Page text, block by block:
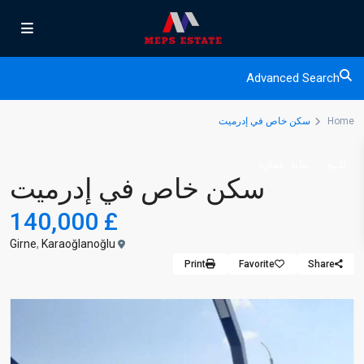
Advanced Search
Home سكن خاص في إدرميت
سكن خاص في إدرميت
£ 140,000
Girne, Karaoğlanoğlu
Share
Favorite
Print